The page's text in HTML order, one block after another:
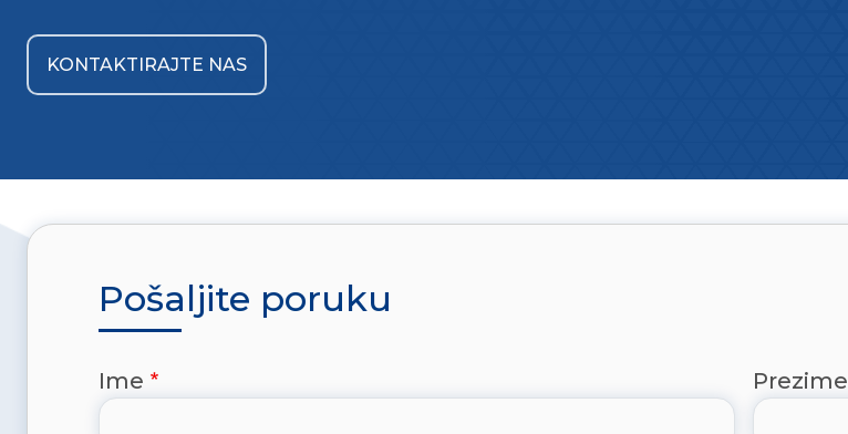
KONTAKTIRAJTE NAS
Pošaljite poruku
Ime Prezime